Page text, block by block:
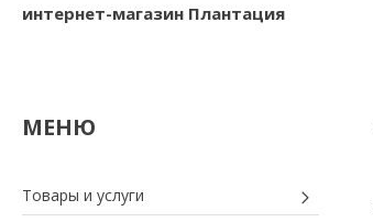
интернет-магазин Плантация
Товары и услуги